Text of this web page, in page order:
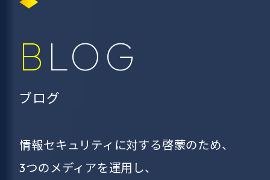
BLOG
ブログ
情報セキュリティに対する啓蒙のため、
3つのメディアを運用し、